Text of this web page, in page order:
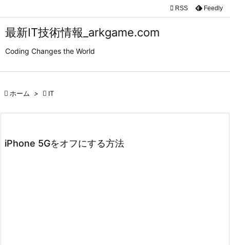
最新IT技術情報_arkgame.com
Coding Changes the World


 RSS Feedly
 ホーム >  IT
iPhone 5Gをオフにする方法